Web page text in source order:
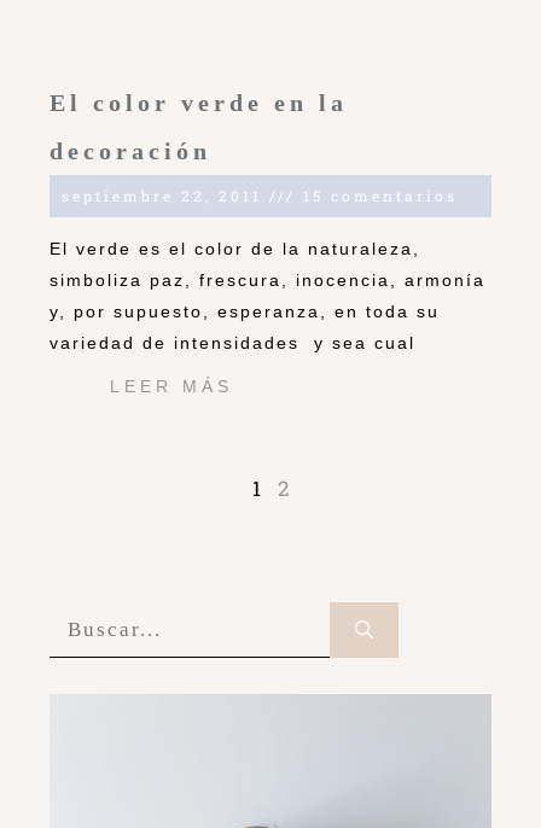
El color verde en la
decoración
septiembre 22, 2011 15 comentarios
El verde es el color de la naturaleza,
simboliza paz, frescura, inocencia, armonía
y, por supuesto, esperanza, en toda su
variedad de intensidades y sea cual
LEER MÁS
1 2